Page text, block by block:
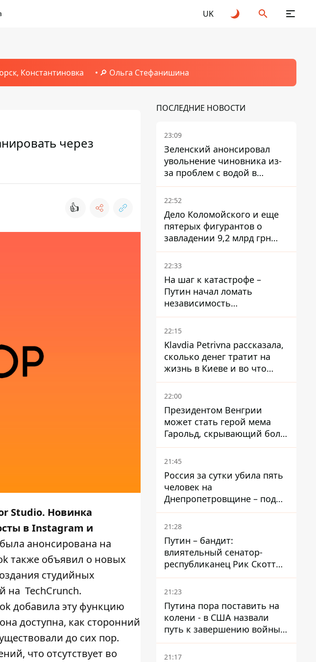
UK
Константиновка 🔎 Ольга Стефанишина
через
👍
Studio. Новинка
в Instagram и
анонсирована на
также объявил о новых
студийных
на TechCrunch.
добавила эту функцию
доступна, как сторонний
до сих пор.
что отсутствует во
ПОСЛЕДНИЕ НОВОСТИ
23:09
Зеленский анонсировал
увольнение чиновника из-
за проблем с водой в
Марганце
22:52
Дело Коломойского и еще
пятерых фигурантов о
завладении 9,2 млрд грн
ПриватБанка направили в
суд
22:33
На шаг к катастрофе –
Путин начал ломать
независимость
собственного Центробанка,
заставив снизить базовую
ставку
22:15
Klavdia Petrivna рассказала,
сколько денег тратит на
жизнь в Киеве и во что
вкладывает миллионы
22:00
Президентом Венгрии
может стать герой мема
Гарольд, скрывающий боль
– он возглавил народное
голосование
21:45
Россия за сутки убила пять
человек на
Днепропетровщине – под
ударами оказались пять
районов области
21:28
Путин – бандит:
влиятельный сенатор-
республиканец Рик Скотт
призвал Конгресс привлечь
РФ к ответственности за
21:23
Путина пора поставить на
колени - в США назвали
путь к завершению войны -
National Security Journal
21:17